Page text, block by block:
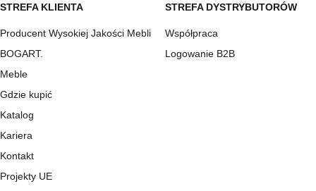
STREFA KLIENTA
Producent Wysokiej Jakości Mebli
BOGART.
Meble
Gdzie kupić
Katalog
Kariera
Kontakt
Projekty UE
STREFA DYSTRYBUTORÓW
Współpraca
Logowanie B2B